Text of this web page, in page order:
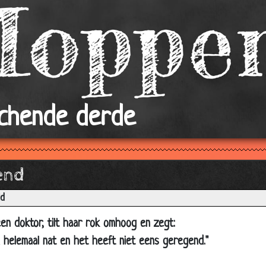
derde
doktor, tilt haar rok omhoog en zegt:
nat en het heeft niet eens geregend."
Schoon
Kabouter
Naar Binnen
Kinderen
Jantje en Sinterklaas
De lift
Wonderaapje
Het Hondje
Rouw
Ultieme versiertruc.
Jaloerse bakker